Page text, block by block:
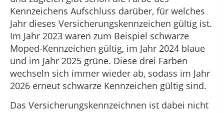
Kennzeichens Aufschluss darüber, für welches
Jahr dieses Versicherungskennzeichen gültig ist.
Im Jahr 2023 waren zum Beispiel schwarze
Moped-Kennzeichen gültig, im Jahr 2024 blaue
und im Jahr 2025 grüne. Diese drei Farben
wechseln sich immer wieder ab, sodass im Jahr
2026 erneut schwarze Kennzeichen gültig sind.
Das Versicherungskennzeichnen ist dabei nicht